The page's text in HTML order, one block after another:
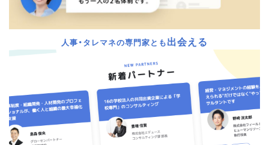
人事・タレマネの専門家とも出会える